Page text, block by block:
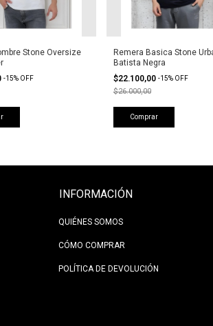
Stone Oversize
-15% OFF
Remera Basica Stone
Batista Negra
$22.100,00 -15% OFF
$26.000,00
Comprar
INFORMACIÓN
QUIÉNES SOMOS
CÓMO COMPRAR
POLÍTICA DE DEVOLUCIÓN